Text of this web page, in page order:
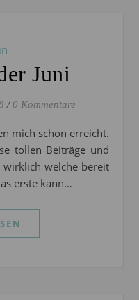
Juni
/ 0 Kommentare
tollen Beiträge und
welche bereit
erste kann…